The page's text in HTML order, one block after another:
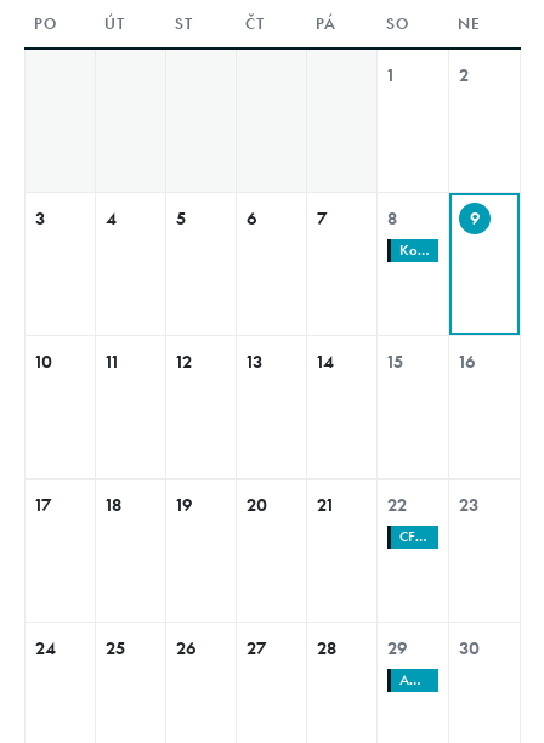
PO ÚT ST ČT PÁ SO NE
1 2
3 4 5 6 7 8
Kolama dolů s Policií ČR
9
10 11 12 13 14 15 16
17 18 19 20 21 22
CFMOTO MT Challenge ČESKO
23
24 25 26 27 28 29
AGRO SHOW Jakubovice
30